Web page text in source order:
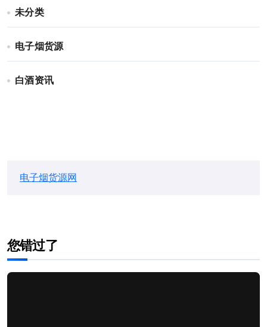
未分类
电子烟货源
白酒资讯
电子烟货源网
您错过了